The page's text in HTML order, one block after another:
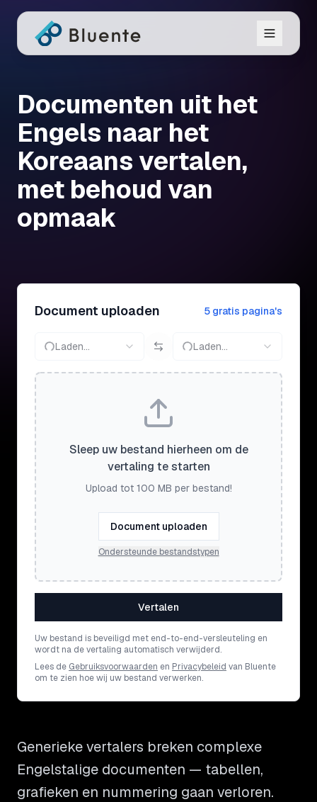
Documenten uit het
Engels naar het
Koreaans vertalen,
met behoud van
opmaak
Document uploaden 5 gratis pagina's
Laden... Laden...
Sleep uw bestand hierheen om de
vertaling te starten
Upload tot 100 MB per bestand!
Document uploaden
Ondersteunde bestandstypen
Vertalen
Uw bestand is beveiligd met end-to-end-versleuteling en
wordt na de vertaling automatisch verwijderd.
Lees de Gebruiksvoorwaarden en Privacybeleid van Bluente
om te zien hoe wij uw bestand verwerken.
Generieke vertalers breken complexe
Engelstalige documenten — tabellen,
grafieken en nummering gaan verloren.